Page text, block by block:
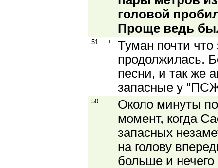
головой
Проще ведь
51
Туман почти что
продолжилась.
песни, и так же
запасные у
50
Около минуты
момент, когда
запасных
на голову
больше и нечего